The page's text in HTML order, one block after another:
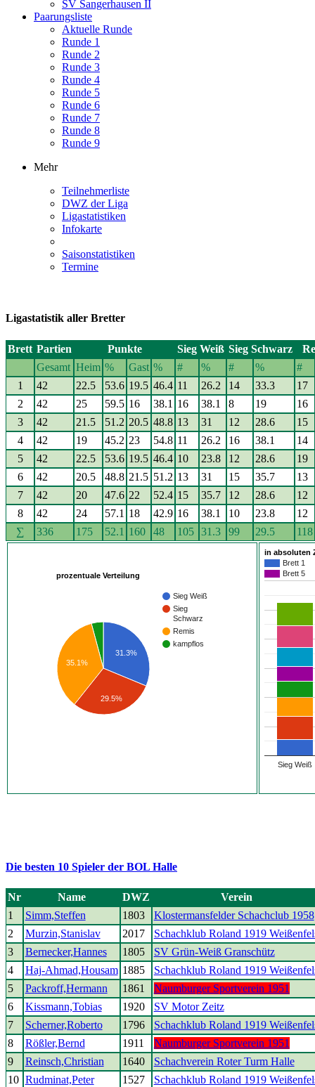
SV Sangerhausen II
Paarungsliste
Aktuelle Runde
Runde 1
Runde 2
Runde 3
Runde 4
Runde 5
Runde 6
Runde 7
Runde 8
Runde 9
Mehr
Teilnehmerliste
DWZ der Liga
Ligastatistiken
Infokarte
Saisonstatistiken
Termine
Ligastatistik aller Bretter
Brett Partien Punkte Sieg Weiß Sieg Schwarz
Gesamt Heim % Gast % # % # %
#
1
42 22.5 53.6 19.5 46.4 11 26.2 14 33.3
17
2
42 25 59.5 16 38.1 16 38.1 8 19
16
3
42 21.5 51.2 20.5 48.8 13 31 12 28.6
15
4
42 19 45.2 23 54.8 11 26.2 16 38.1
14
5
42 22.5 53.6 19.5 46.4 10 23.8 12 28.6
19
6
42 20.5 48.8 21.5 51.2 13 31 15 35.7
13
7
42 20 47.6 22 52.4 15 35.7 12 28.6
12
8
42 24 57.1 18 42.9 16 38.1 10 23.8
12
∑
336 175 52.1 160 48 105 31.3 99 29.5 118
prozentuale Verteilung
Sieg Weiß
Sieg
Schwarz
Remis
kampflos
31.3%
35.1%
29.5%
in absoluten
Brett 1
Brett 5
Sieg Weiß
Die besten 10 Spieler der BOL Halle
Nr Name DWZ
Verein
1
Simm,Steffen 1803
Klostermansfelder Schachclub 1958
2
Murzin,Stanislav 2017
Schachklub Roland 1919
3
Bernecker,Hannes 1805
SV Grün-Weiß Granschütz
4
Haj-Ahmad,Housam 1885
Schachklub Roland 1919
5
Packroff,Hermann 1861
Naumburger Sportverein 1951
6
Kissmann,Tobias 1920
SV Motor Zeitz
7
Scherner,Roberto 1796
Schachklub Roland 1919
8
Rößler,Bernd 1911
Naumburger Sportverein 1951
9
Reinsch,Christian 1640
Schachverein Roter Turm Halle
10 Rudminat,Peter 1527
Schachklub Roland 1919